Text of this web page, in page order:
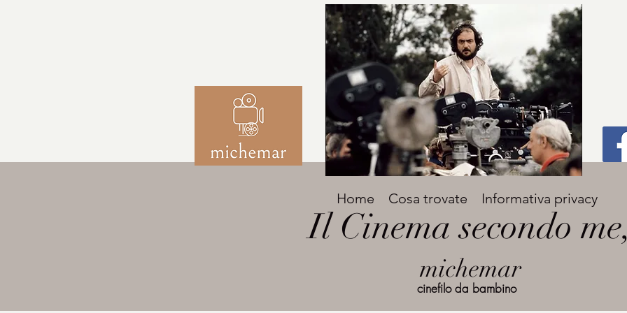
Il Cinema secondo
michemar
Home Cosa trovate Informativa privacy
cinefilo da bambino